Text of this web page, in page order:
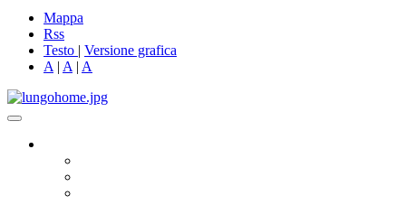
Mappa
Rss
Testo | Versione grafica
A | A | A